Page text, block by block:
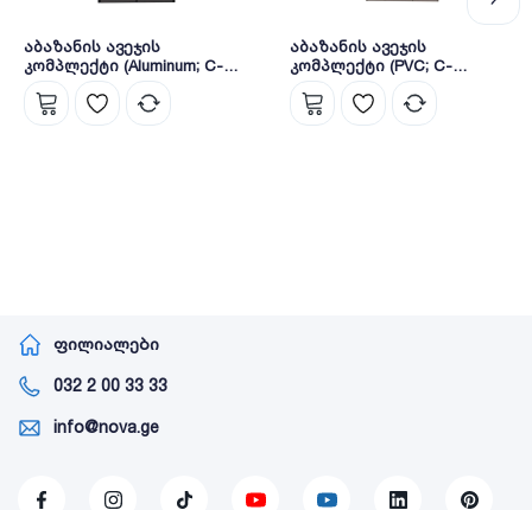
აბაზანის ავეჯის
კომპლექტი (Aluminum; C-
800x470x520mm); (M-
750X125X700mm) (S181-80C)
აბაზანის ავეჯის
კომპლექტი (PVC; C-
800X475X480mm; M-
750X140X700mm) (600-80)
ფილიალები
032 2 00 33 33
info@nova.ge